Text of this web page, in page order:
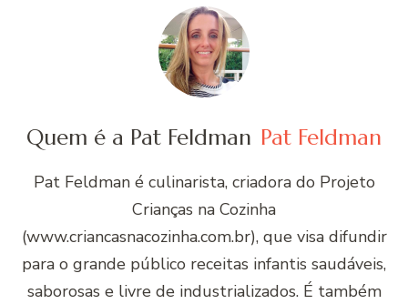
Quem é a Pat Feldman Pat Feldman
Pat Feldman é culinarista, criadora do Projeto
Crianças na Cozinha
(www.criancasnacozinha.com.br), que visa difundir
para o grande público receitas infantis saudáveis,
saborosas e livre de industrializados. É também